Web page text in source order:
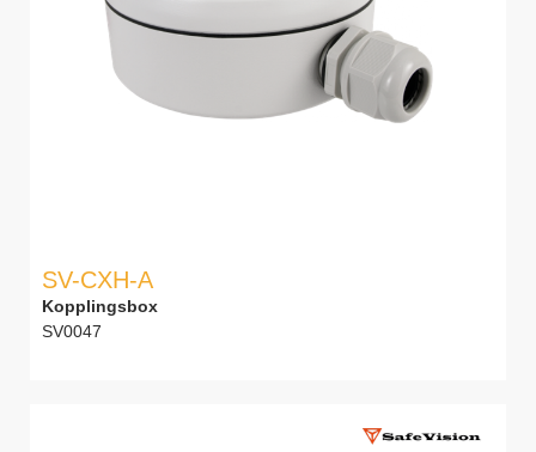
SV-CXH-A
Kopplingsbox
SV0047